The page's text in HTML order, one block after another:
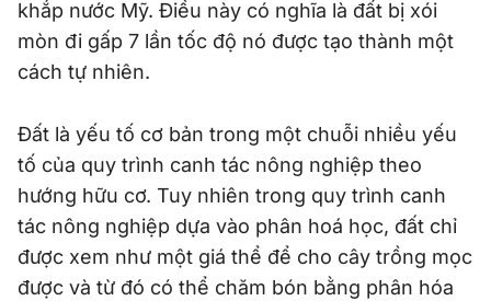
khắp nước Mỹ. Điều này có nghĩa là đất bị xói
mòn đi gấp 7 lần tốc độ nó được tạo thành một
cách tự nhiên.
Đất là yếu tố cơ bản trong một chuỗi nhiều yếu
tố của quy trình canh tác nông nghiệp theo
hướng hữu cơ. Tuy nhiên trong quy trình canh
tác nông nghiệp dựa vào phân hoá học, đất chỉ
được xem như một giá thể để cho cây trồng mọc
được và từ đó có thể chăm bón bằng phân hóa